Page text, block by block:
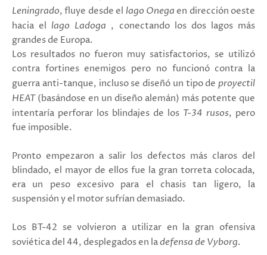
Leningrado, fluye desde el lago Onega en dirección oeste
hacia el lago Ladoga , conectando los dos lagos más
grandes de Europa.
Los resultados no fueron muy satisfactorios, se utilizó
contra fortines enemigos pero no funcionó contra la
guerra anti-tanque, incluso se diseñó un tipo de proyectil
HEAT(basándose en un diseño alemán) más potente que
intentaría perforar los blindajes de los T-34 rusos, pero
fue imposible.
Pronto empezaron a salir los defectos más claros del
blindado, el mayor de ellos fue la gran torreta colocada,
era un peso excesivo para el chasis tan ligero, la
suspensión y el motor sufrían demasiado.
Los BT-42 se volvieron a utilizar en la gran ofensiva
soviética del 44, desplegados en ladefensa de Vyborg.